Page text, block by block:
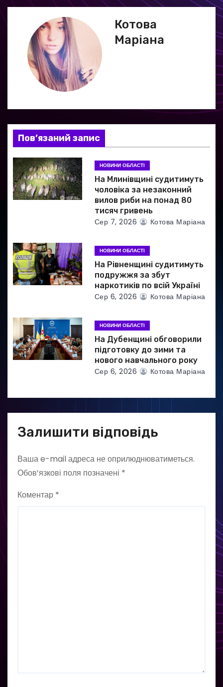
г
з
а
п
и
с
в
Котова
Маріана
Пов’язаний запис
НОВИНИ ОБЛАСТІ
На Млинівщині судитимуть
чоловіка за незаконний
вилов риби на понад 80
тисяч гривень
Сер 7, 2026 Котова Маріана
НОВИНИ ОБЛАСТІ
На Рівненщині судитимуть
подружжя за збут
наркотиків по всій Україні
Сер 6, 2026 Котова Маріана
НОВИНИ ОБЛАСТІ
На Дубенщині обговорили
підготовку до зими та
нового навчального року
Сер 6, 2026 Котова Маріана
Залишити відповідь
Ваша e-mail адреса не оприлюднюватиметься.
Обов’язкові поля позначені *
Коментар *